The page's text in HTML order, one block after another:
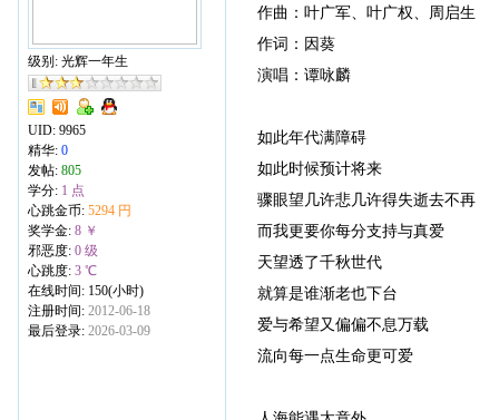
级别: 光辉一年生
UID: 9965
精华: 0
发帖: 805
学分: 1 点
心跳金币: 5294 円
奖学金: 8 ￥
邪恶度: 0 级
心跳度: 3 ℃
在线时间: 150(小时)
注册时间: 2012-06-18
最后登录: 2026-03-09
作曲：叶广军、叶广权、周启生
作词：因葵
演唱：谭咏麟
如此年代满障碍
如此时候预计将来
骤眼望几许悲几许得失逝去不再
而我更要你每分支持与真爱
天望透了千秋世代
就算是谁渐老也下台
爱与希望又偏偏不息万载
流向每一点生命更可爱